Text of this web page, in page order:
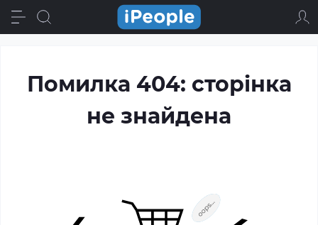
Помилка 404: сторінка
не знайдена